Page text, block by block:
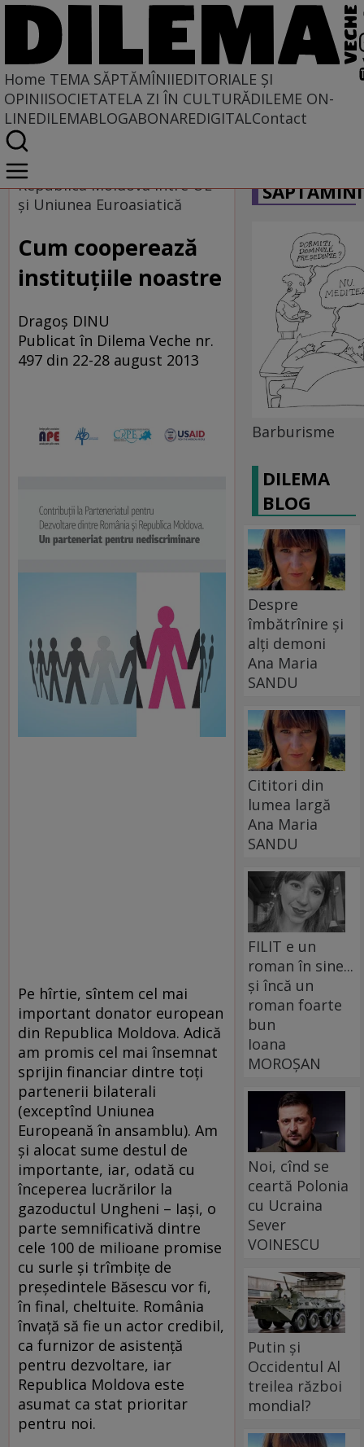
Home TEMA SĂPTĂMÎNIIEDITORIALE ȘI
OPINIISOCIETATELA ZI ÎN CULTURĂDILEME ON-
LINEDILEMABLOGABONAREDIGITALContact
Home
Tema săptămînii
Republica Moldova între UE
şi Uniunea Euroasiatică
Cum cooperează
instituţiile noastre
Dragoş DINU
Publicat în Dilema Veche nr.
497 din 22-28 august 2013
Pe hîrtie, sîntem cel mai
important donator european
din Republica Moldova. Adică
am promis cel mai însemnat
sprijin financiar dintre toţi
partenerii bilaterali
(exceptînd Uniunea
Europeană în ansamblu). Am
şi alocat sume destul de
importante, iar, odată cu
începerea lucrărilor la
gazoductul Ungheni – Iaşi, o
parte semnificativă dintre
cele 100 de milioane promise
cu surle şi trîmbiţe de
preşedintele Băsescu vor fi,
în final, cheltuite. România
învaţă să fie un actor credibil,
ca furnizor de asistenţă
pentru dezvoltare, iar
Republica Moldova este
asumat ca stat prioritar
pentru noi.
Barburisme
DILEMA
BLOG
Despre
îmbătrînire și
alți demoni
Ana Maria
SANDU
Cititori din
lumea largă
Ana Maria
SANDU
FILIT e un
roman în sine...
și încă un
roman foarte
bun
Ioana
MOROȘAN
Noi, cînd se
ceartă Polonia
cu Ucraina
Sever
VOINESCU
Putin și
Occidentul Al
treilea război
mondial?